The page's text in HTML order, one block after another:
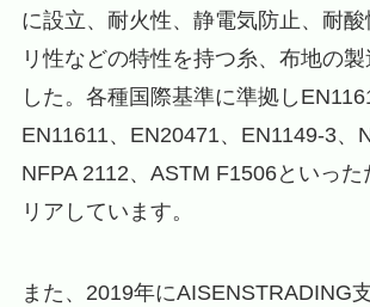
に設立、耐火性、静電気防止、耐
リ性などの特性を持つ糸、布地の製
した。各種国際基準に準拠し
EN11611、EN20471、EN1149-3、
NFPA 2112、ASTM F1506といった
リアしています。
また、2019年にAISENSTRADING